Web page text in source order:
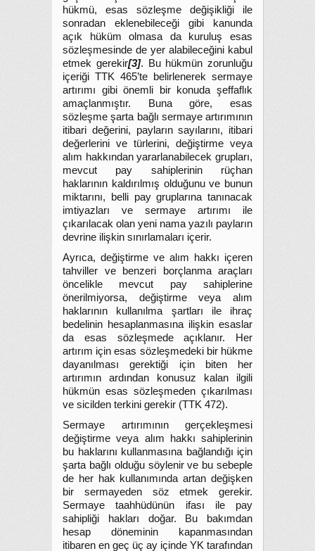
hükmü, esas sözleşme değişikliği ile
sonradan eklenebileceği gibi kanunda
açık hüküm olmasa da kuruluş esas
sözleşmesinde de yer alabileceğini kabul
etmek gerekir[3]. Bu hükmün zorunluğu
içeriği TTK 465’te belirlenerek sermaye
artırımı gibi önemli bir konuda şeffaflık
amaçlanmıştır. Buna göre, esas
sözleşme şarta bağlı sermaye artırımının
itibari değerini, payların sayılarını, itibari
değerlerini ve türlerini, değiştirme veya
alım hakkından yararlanabilecek grupları,
mevcut pay sahiplerinin rüçhan
haklarının kaldırılmış olduğunu ve bunun
miktarını, belli pay gruplarına tanınacak
imtiyazları ve sermaye artırımı ile
çıkarılacak olan yeni nama yazılı payların
devrine ilişkin sınırlamaları içerir.
Ayrıca, değiştirme ve alım hakkı içeren
tahviller ve benzeri borçlanma araçları
öncelikle mevcut pay sahiplerine
önerilmiyorsa, değiştirme veya alım
haklarının kullanılma şartları ile ihraç
bedelinin hesaplanmasına ilişkin esaslar
da esas sözleşmede açıklanır. Her
artırım için esas sözleşmedeki bir hükme
dayanılması gerektiği için biten her
artırımın ardından konusuz kalan ilgili
hükmün esas sözleşmeden çıkarılması
ve sicilden terkini gerekir (TTK 472).
Sermaye artırımının gerçekleşmesi
değiştirme veya alım hakkı sahiplerinin
bu haklarını kullanmasına bağlandığı için
şarta bağlı olduğu söylenir ve bu sebeple
de her hak kullanımında artan değişken
bir sermayeden söz etmek gerekir.
Sermaye taahhüdünün ifası ile pay
sahipliği hakları doğar. Bu bakımdan
hesap döneminin kapanmasından
itibaren en geç üç ay içinde YK tarafından